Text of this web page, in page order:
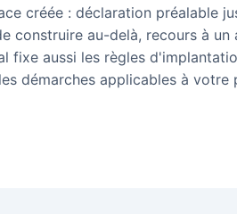
créée : déclaration préalable
construire au-delà, recours à un
fixe aussi les règles
démarches applicables à votre